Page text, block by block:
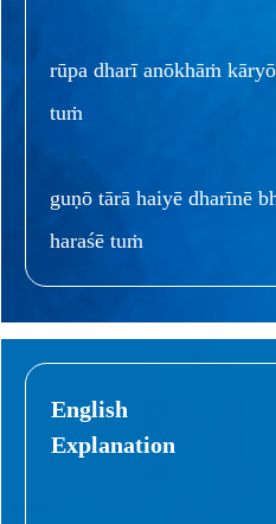
rūpa dharī anōkhāṁ
tuṁ
guṇō tārā haiyē dharīnē
haraśē tuṁ
English
Explanation